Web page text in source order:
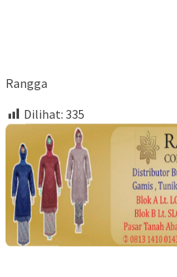
Rangga
Dilihat: 335